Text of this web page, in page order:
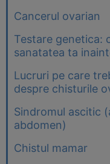
Cancerul ovarian
Testare genetica:
sanatatea ta
Lucruri pe care
despre chisturile
Sindromul ascitic
abdomen)
Chistul mamar